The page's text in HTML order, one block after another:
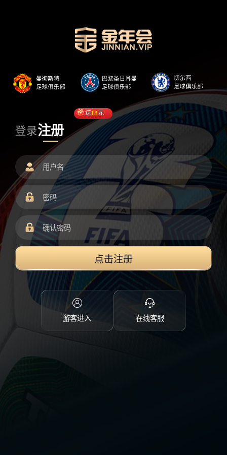
登录注册
送18元
点击注册
游客进入 在线客服